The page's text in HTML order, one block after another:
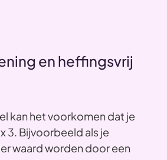
en heffingsvrij
kan het voorkomen dat je
3. Bijvoorbeeld als je
waard worden door een